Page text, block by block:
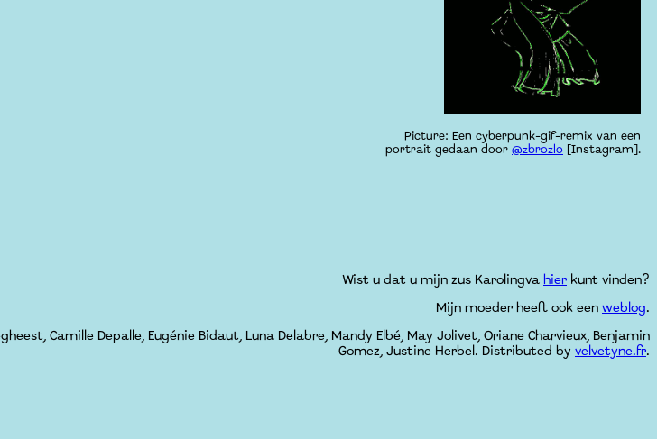
Picture: Een cyberpunk-gif-remix van een
portrait gedaan door @zbrozlo [Instagram].
Wist u dat u mijn zus Karolingva hier kunt vinden?
Mijn moeder heeft ook een weblog.
Camille Depalle, Eugénie Bidaut, Luna Delabre, Mandy Elbé, May Jolivet, Oriane Charvieux, Benjamin
Gomez, Justine Herbel. Distributed by velvetyne.fr.